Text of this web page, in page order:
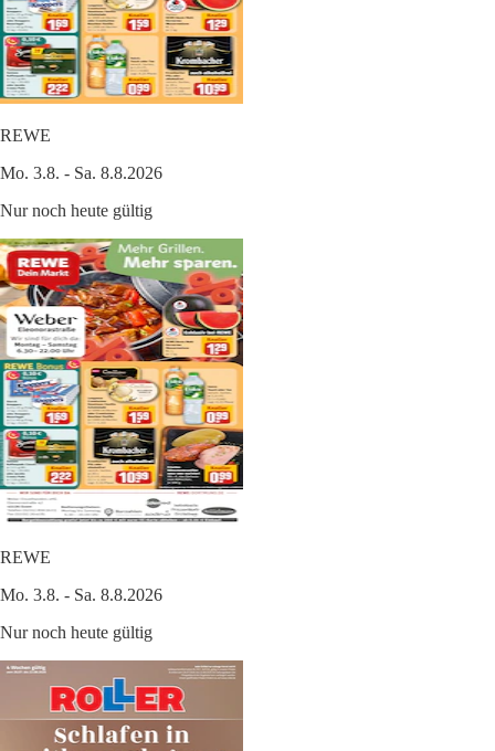
REWE
Mo. 3.8. - Sa. 8.8.2026
Nur noch heute gültig
REWE
Mo. 3.8. - Sa. 8.8.2026
Nur noch heute gültig